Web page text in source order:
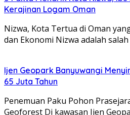
Kerajinan Logam Oman
Nizwa, Kota Tertua di Oman
dan Ekonomi Nizwa adalah
Ijen Geopark Banyuwangi
65 Juta Tahun
Penemuan Paku Pohon
Geoforest Di kawasan Ijen